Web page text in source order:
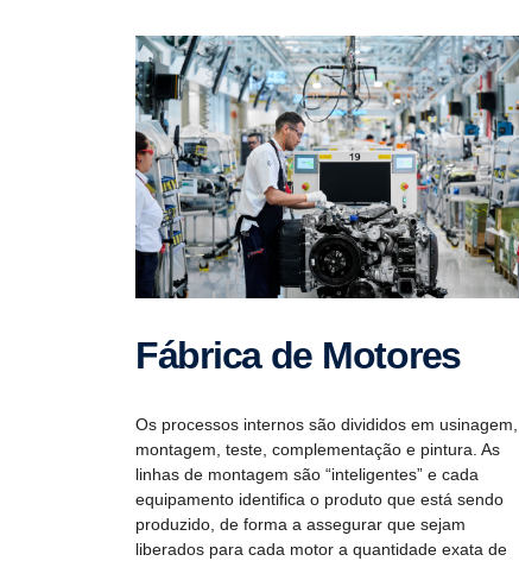
Fábrica de Motores
Os processos internos são divididos em usinagem,
montagem, teste, complementação e pintura. As
linhas de montagem são “inteligentes” e cada
equipamento identifica o produto que está sendo
produzido, de forma a assegurar que sejam
liberados para cada motor a quantidade exata de